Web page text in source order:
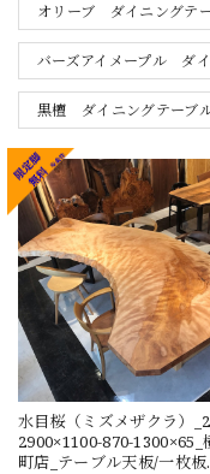
オリーブ ダイニングテ
バーズアイメープル ダ
黒檀 ダイニングテーブ
水目桜（ミズメザクラ）
2900×1100-870-1300×65_
町店_テーブル天板/一枚板